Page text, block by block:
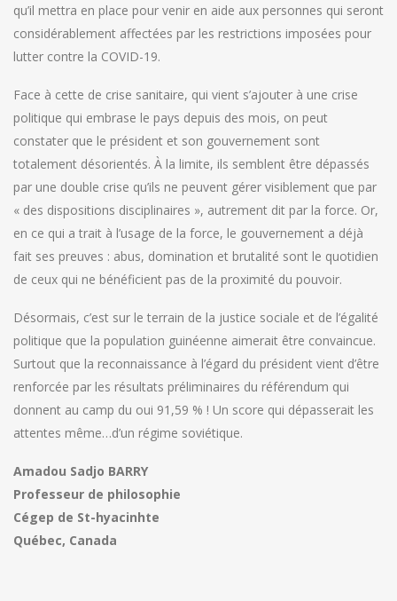
qu’il mettra en place pour venir en aide aux personnes qui seront
considérablement affectées par les restrictions imposées pour
lutter contre la COVID-19.
Face à cette de crise sanitaire, qui vient s’ajouter à une crise
politique qui embrase le pays depuis des mois, on peut
constater que le président et son gouvernement sont
totalement désorientés. À la limite, ils semblent être dépassés
par une double crise qu’ils ne peuvent gérer visiblement que par
« des dispositions disciplinaires », autrement dit par la force. Or,
en ce qui a trait à l’usage de la force, le gouvernement a déjà
fait ses preuves : abus, domination et brutalité sont le quotidien
de ceux qui ne bénéficient pas de la proximité du pouvoir.
Désormais, c’est sur le terrain de la justice sociale et de l’égalité
politique que la population guinéenne aimerait être convaincue.
Surtout que la reconnaissance à l’égard du président vient d’être
renforcée par les résultats préliminaires du référendum qui
donnent au camp du oui 91,59 % ! Un score qui dépasserait les
attentes même…d’un régime soviétique.
Amadou Sadjo BARRY
Professeur de philosophie
Cégep de St-hyacinhte
Québec, Canada